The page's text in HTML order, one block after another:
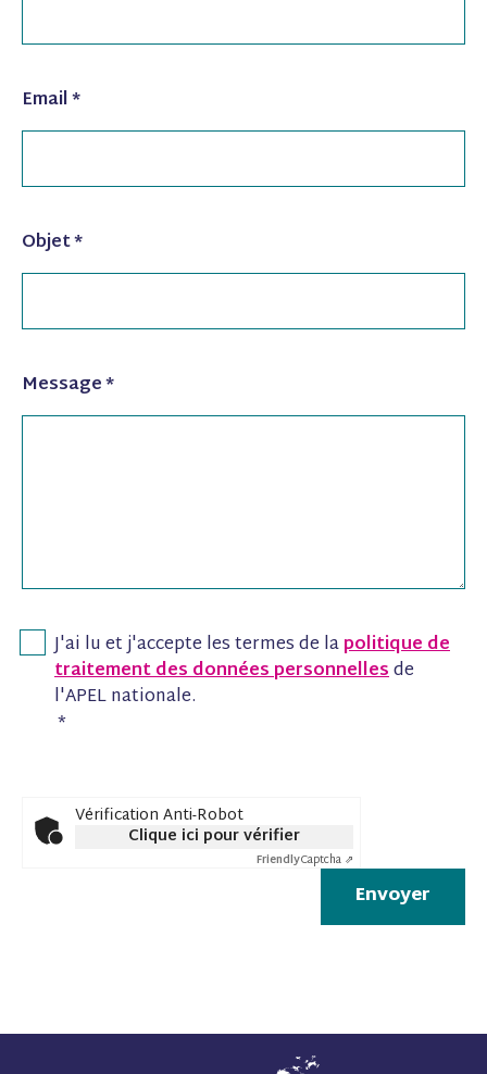
Email*
Objet*
Message*
J'ai lu et j'accepte les termes de lapolitique de
traitement des données personnellesde
l'APEL nationale.
*
Vérification Anti-Robot
Clique ici pour vérifier
FriendlyCaptcha ⇗
Envoyer